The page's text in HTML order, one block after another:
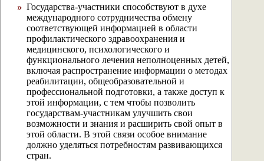
Государства-участники способствуют в духе
международного сотрудничества обмену
соответствующей информацией в области
профилактического здравоохранения и
медицинского, психологического и
функционального лечения неполноценных детей,
включая распространение информации о методах
реабилитации, общеобразовательной и
профессиональной подготовки, а также доступ к
этой информации, с тем чтобы позволить
государствам-участникам улучшить свои
возможности и знания и расширить свой опыт в
этой области. В этой связи особое внимание
должно уделяться потребностям развивающихся
стран.